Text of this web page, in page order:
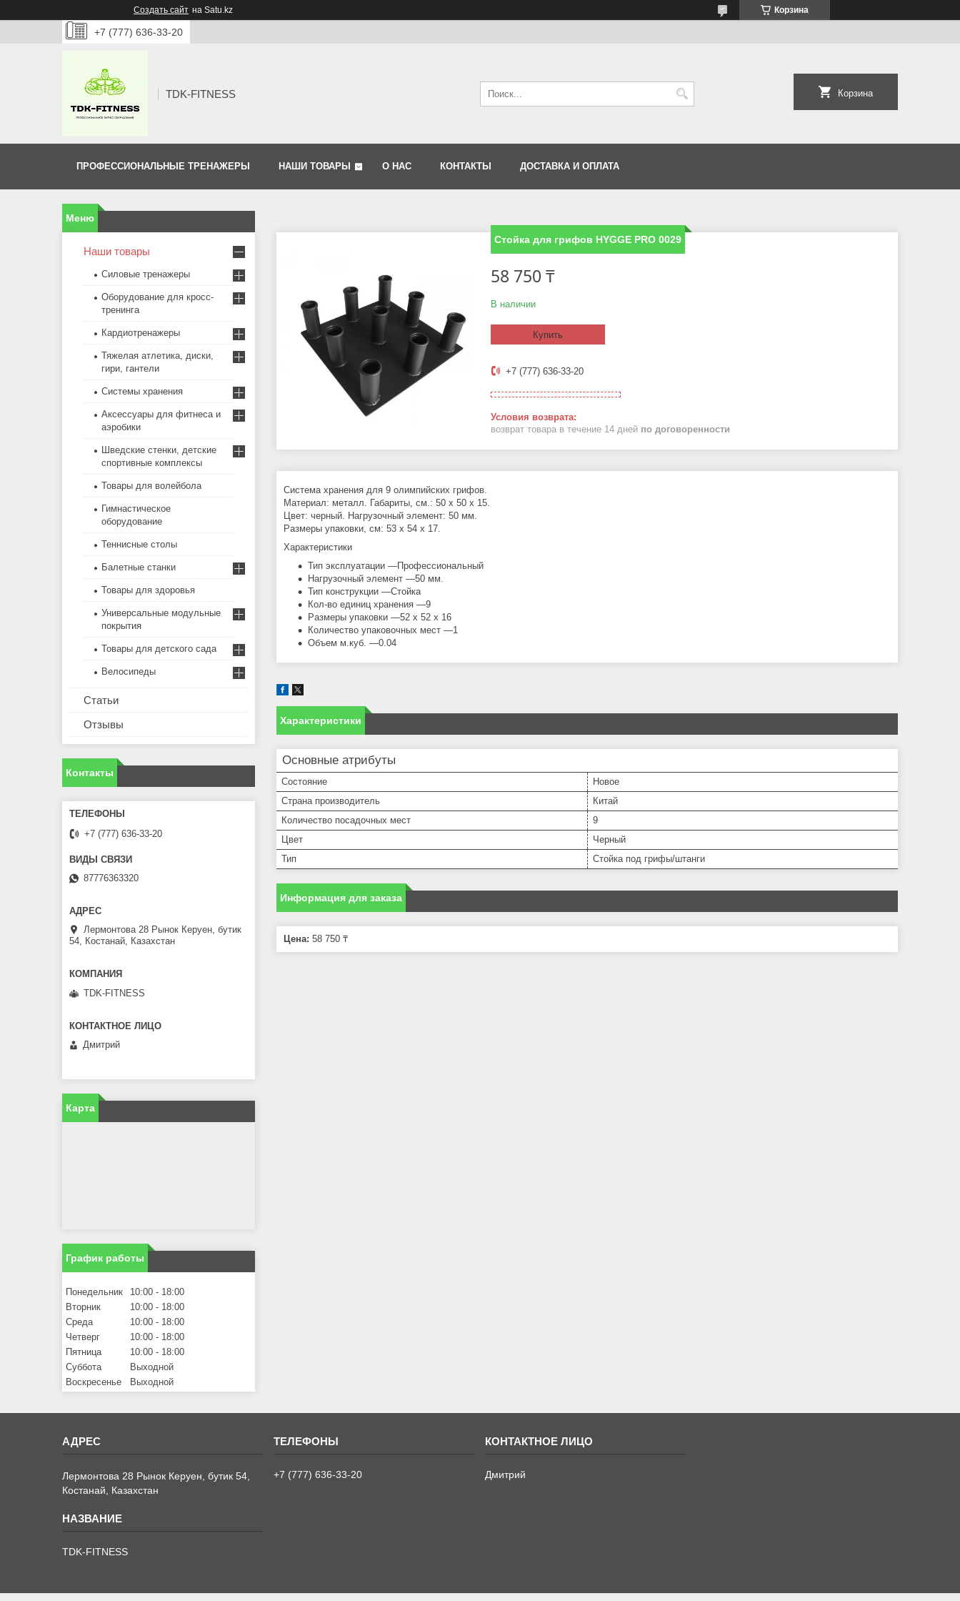
Создать сайт на Satu.kz Корзина
+7 (777) 636-33-20
TDK-FITNESS Корзина
ПРОФЕССИОНАЛЬНЫЕ ТРЕНАЖЕРЫ НАШИ ТОВАРЫ О НАС КОНТАКТЫ ДОСТАВКА И ОПЛАТА
Стойка для грифов HYGGE PRO 0029
58 750 ₸
В наличии
Купить
+7 (777) 636-33-20
возврат товара в течение 14 дней по договоренности
Система хранения для 9 олимпийских грифов.
Материал: металл. Габариты, см.: 50 х 50 х 15.
Цвет: черный. Нагрузочный элемент: 50 мм.
Размеры упаковки, см: 53 х 54 х 17.
Характеристики
Тип эксплуатации —Профессиональный
Нагрузочный элемент —50 мм.
Тип конструкции —Стойка
Кол-во единиц хранения —9
Размеры упаковки —52 х 52 х 16
Количество упаковочных мест —1
Объем м.куб. —0.04
Характеристики
Основные атрибуты
Состояние
Новое
Страна производитель
Китай
Количество посадочных мест
9
Цвет
Черный
Тип
Стойка под грифы/штанги
Информация для заказа
Цена: 58 750 ₸
Наши товары
Силовые тренажеры
Оборудование для кросс-
тренинга
Кардиотренажеры
Тяжелая атлетика, диски,
гири, гантели
Системы хранения
Аксессуары для фитнеса и
аэробики
Шведские стенки, детские
спортивные комплексы
Товары для волейбола
Гимнастическое
оборудование
Теннисные столы
Балетные станки
Товары для здоровья
Универсальные модульные
покрытия
Товары для детского сада
Велосипеды
Статьи
Отзывы
Контакты
+7 (777) 636-33-20
87776363320
Лермонтова 28 Рынок Керуен, бутик
54, Костанай, Казахстан
TDK-FITNESS
Дмитрий
Карта
График работы
Понедельник 10:00
18:00
Вторник
10:00
18:00
Среда
10:00
18:00
Четверг
10:00
18:00
Пятница
10:00
18:00
Суббота
Выходной
Воскресенье
Выходной
Лермонтова 28 Рынок Керуен, бутик 54,
Костанай, Казахстан
TDK-FITNESS
+7 (777) 636-33-20 Дмитрий